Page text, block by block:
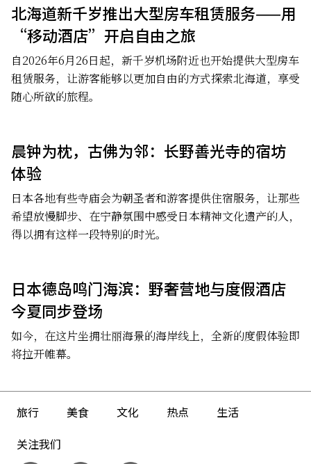
北海道新千岁推出大型房车租赁服务——用
“移动酒店”开启自由之旅
自2026年6月26日起，新千岁机场附近也开始提供大型房车
租赁服务，让游客能够以更加自由的方式探索北海道，享受
随心所欲的旅程。
晨钟为枕，古佛为邻：长野善光寺的宿坊
体验
日本各地有些寺庙会为朝圣者和游客提供住宿服务，让那些
希望放慢脚步、在宁静氛围中感受日本精神文化遗产的人，
得以拥有这样一段特别的时光。
日本德岛鸣门海滨：野奢营地与度假酒店
今夏同步登场
如今，在这片坐拥壮丽海景的海岸线上，全新的度假体验即
将拉开帷幕。
旅行 美食 文化 热点
生活
关注我们